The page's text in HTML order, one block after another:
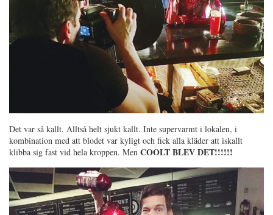
Det var så kallt. Alltså helt sjukt kallt. Inte supervarmt i lokalen, i
kombination med att blodet var kyligt och fick alla kläder att iskallt
klibba sig fast vid hela kroppen. Men COOLT BLEV DET!!!!!!